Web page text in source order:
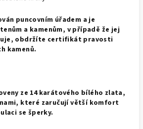
puncovním úřadem a je
a kamenům, v případě že jej
obdržíte certifikát pravosti
kamenů.
ze 14 karátového bílého zlata,
které zaručují větší komfort
se šperky.